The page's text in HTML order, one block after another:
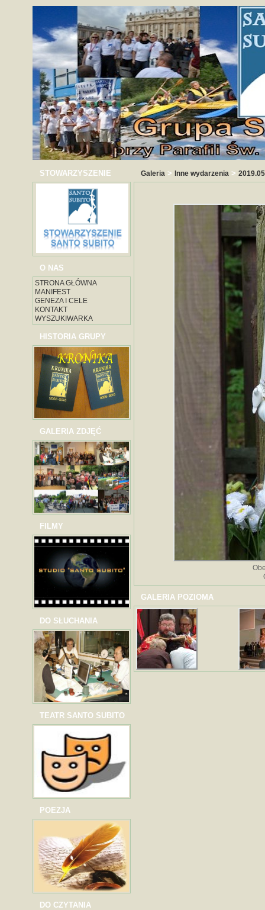
STOWARZYSZENIE
O NAS
STRONA GŁÓWNA
MANIFEST
GENEZA I CELE
KONTAKT
WYSZUKIWARKA
HISTORIA GRUPY
GALERIA ZDJĘĆ
FILMY
DO SŁUCHANIA
TEATR SANTO SUBITO
POEZJA
DO CZYTANIA
Galeria > Inne wydarzenia >
GALERIA POZIOMA